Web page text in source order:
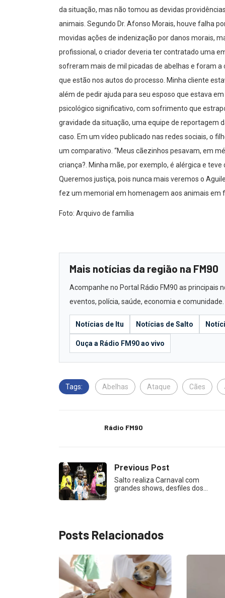
da situação, mas não tomou as devidas
animais. Segundo Dr. Afonso Morais, houve falha
movidas ações de indenização por danos morais,
profissional, o criador deveria ter contratado uma
sofreram mais de mil picadas de abelhas e foram
que estão nos autos do processo. Minha cliente
além de pedir ajuda para seu esposo que estava
psicológico significativo, com sofrimento que
gravidade da situação, uma equipe de reportagem
caso. Em um vídeo publicado nas redes sociais, o
um comparativo. “Meus cãezinhos pesavam, em
criança?. Minha mãe, por exemplo, é alérgica e
Queremos justiça, pois nunca mais veremos o
fez um memorial em homenagem aos animais em
Foto: Arquivo de família
Mais notícias da região na FM90
Acompanhe no Portal Rádio FM90 as principais
eventos, polícia, saúde, economia e comunidade.
Notícias de Itu Notícias de Salto
Ouça a Rádio FM90 ao vivo
Tags: Abelhas Ataque Cães
Rádio FM90
Previous Post
Salto realiza Carnaval com
grandes shows, desfiles dos…
Posts Relacionados